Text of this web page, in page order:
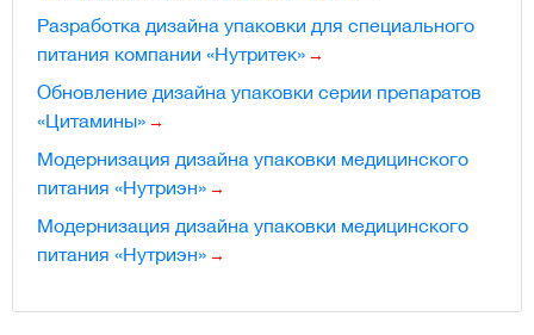
Разработка дизайна упаковки для специального
питания компании «Нутритек»
Обновление дизайна упаковки серии препаратов
«Цитамины»
Модернизация дизайна упаковки медицинского
питания «Нутриэн»
Модернизация дизайна упаковки медицинского
питания «Нутриэн»